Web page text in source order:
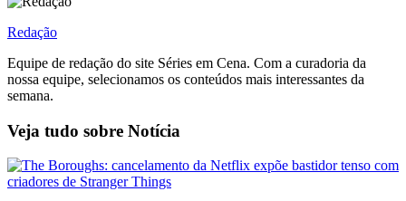
Redação
Equipe de redação do site Séries em Cena. Com a curadoria da
nossa equipe, selecionamos os conteúdos mais interessantes da
semana.
Veja tudo sobre Notícia